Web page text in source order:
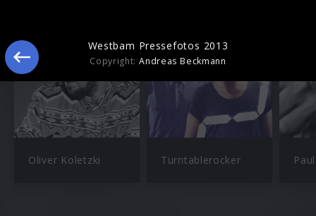
Oliver Koletzki Turntablerocker
Westbam Pressefotos 2013
Copyright:Andreas Beckmann